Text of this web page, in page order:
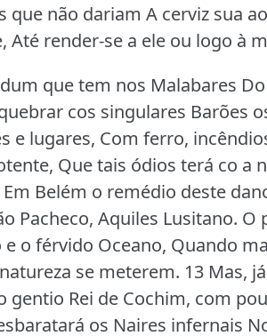
que não dariam A cerviz sua
Até render-se a ele ou logo à
que tem nos Malabares
cos singulares Barões
e lugares, Com ferro,
Que tais ódios terá co a
Belém o remédio deste
Pacheco, Aquiles Lusitano. O
o férvido Oceano, Quando
se meterem. 13 Mas,
gentio Rei de Cochim, com
os Naires infernais